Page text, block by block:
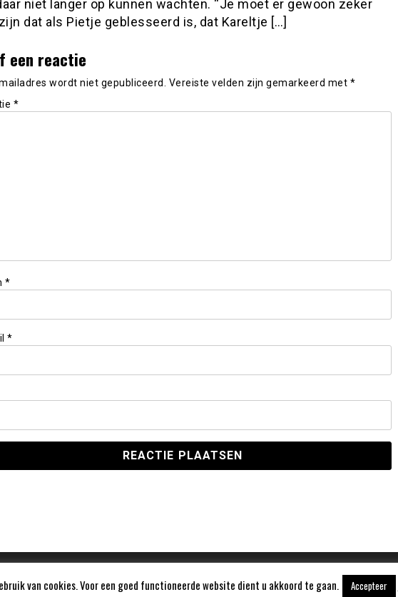
niet langer op kunnen wachten. “Je moet er gewoon zeker
dat als Pietje geblesseerd is, dat Kareltje […]
een reactie
wordt niet gepubliceerd. Vereiste velden zijn gemarkeerd met *
*
*
*
van cookies. Voor een goed functioneerde website dient u akkoord te gaan. Accepteer